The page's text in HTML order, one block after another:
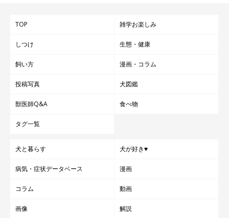
れが待ち遠しくなってしまい、犬が興奮して不安定な気持ちにな
TOP 雑学お楽しみ
しつけ 生態・健康
飼い方 漫画・コラム
投稿写真 犬図鑑
獣医師Q&A 食べ物
タグ一覧
犬と暮らす 犬が好き♥
病気・症状データベース 漫画
コラム 動画
画像 解説